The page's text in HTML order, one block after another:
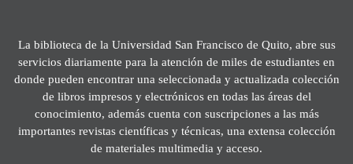
La biblioteca de la Universidad San Francisco de Quito, abre sus
servicios diariamente para la atención de miles de estudiantes en
donde pueden encontrar una seleccionada y actualizada colección
de libros impresos y electrónicos en todas las áreas del
conocimiento, además cuenta con suscripciones a las más
importantes revistas científicas y técnicas, una extensa colección
de materiales multimedia y acceso.